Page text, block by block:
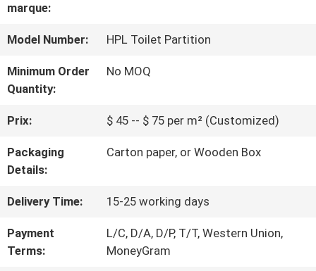
NOUS
VISITE
D'USINE
CONTRÔLE
DE
QUALITÉ
CONTACTEZ-
marque:
Model Number: HPL Toilet Partition
Minimum Order
Quantity:
No MOQ
Prix: $ 45 -- $ 75 per m² (Customized)
Packaging
Details:
Carton paper, or Wooden Box
Delivery Time: 15-25 working days
Payment
Terms:
L/C, D/A, D/P, T/T, Western Union,
MoneyGram